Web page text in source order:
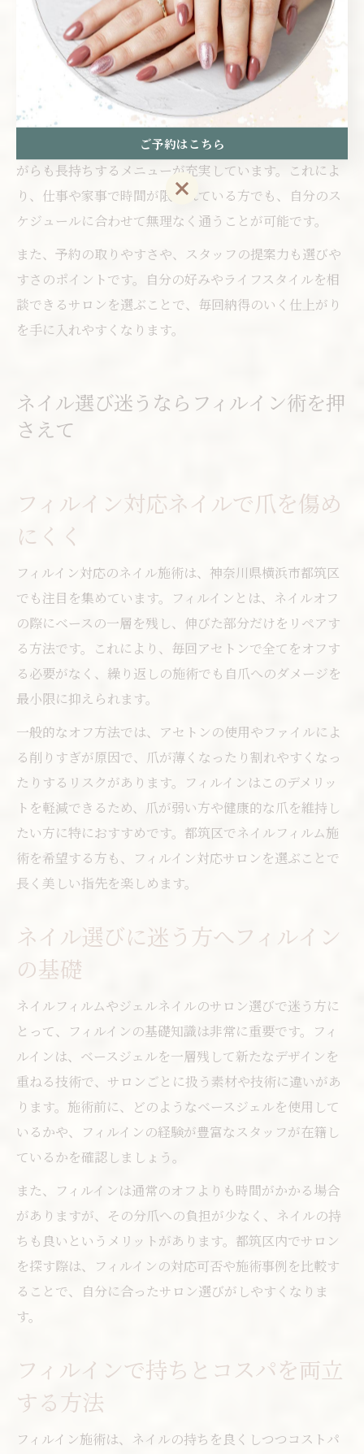
仕事帰りに利用しやすい施術内容としては、時短メニュ
ーや定額コースが挙げられます。ネイルフィルムを使っ
たメニューは施術時間が短く、仕上がりも均一で美しい
ため、忙しい方に最適です。
特に都筑区のサロンでは、ワンカラーやシンプルなアー
ト、フィルイン対応のコースなど、爪への負担を抑えな
がらも長持ちするメニューが充実しています。これによ
り、仕事や家事で時間が限られている方でも、自分のス
ケジュールに合わせて無理なく通うことが可能です。
また、予約の取りやすさや、スタッフの提案力も選びや
すさのポイントです。自分の好みやライフスタイルを相
談できるサロンを選ぶことで、毎回納得のいく仕上がり
を手に入れやすくなります。
ネイル選び迷うならフィルイン術を押
さえて
フィルイン対応ネイルで爪を傷め
にくく
フィルイン対応のネイル施術は、神奈川県横浜市都筑区
でも注目を集めています。フィルインとは、ネイルオフ
の際にベースの一層を残し、伸びた部分だけをリペアす
る方法です。これにより、毎回アセトンで全てをオフす
る必要がなく、繰り返しの施術でも自爪へのダメージを
最小限に抑えられます。
一般的なオフ方法では、アセトンの使用やファイルによ
る削りすぎが原因で、爪が薄くなったり割れやすくなっ
たりするリスクがあります。フィルインはこのデメリッ
トを軽減できるため、爪が弱い方や健康的な爪を維持し
たい方に特におすすめです。都筑区でネイルフィルム施
術を希望する方も、フィルイン対応サロンを選ぶことで
長く美しい指先を楽しめます。
ネイル選びに迷う方へフィルイン
の基礎
ネイルフィルムやジェルネイルのサロン選びで迷う方に
とって、フィルインの基礎知識は非常に重要です。フィ
ルインは、ベースジェルを一層残して新たなデザインを
重ねる技術で、サロンごとに扱う素材や技術に違いがあ
ります。施術前に、どのようなベースジェルを使用して
いるかや、フィルインの経験が豊富なスタッフが在籍し
ているかを確認しましょう。
また、フィルインは通常のオフよりも時間がかかる場合
がありますが、その分爪への負担が少なく、ネイルの持
ちも良いというメリットがあります。都筑区内でサロン
を探す際は、フィルインの対応可否や施術事例を比較す
ることで、自分に合ったサロン選びがしやすくなりま
す。
フィルインで持ちとコスパを両立
する方法
フィルイン施術は、ネイルの持ちを良くしつつコストパ
ご予約はこちら
ご予約はこちら